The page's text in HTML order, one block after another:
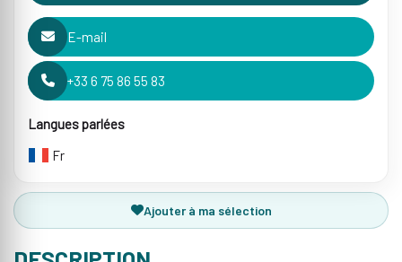
E-mail
+33 6 75 86 55 83
Langues parlées
Fr
Ajouter à ma sélection